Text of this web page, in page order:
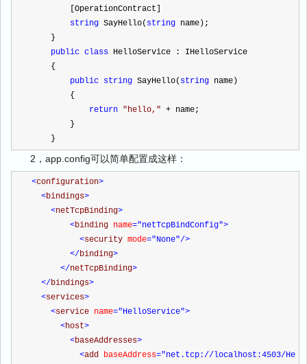
        [OperationContract]
string SayHello( string name);
    }
public class HelloService : IHelloService
    {
public string SayHello( string name)
        {
return "hello, " + name;
        }
    }
2，app.config可以简单配置成这样：
<configuration>
<bindings>
<netTcpBinding>
<binding name="netTcpBindConfig">
<security mode="None"/>
</binding>
</netTcpBinding>
</bindings>
<services>
<service name="HelloService">
<host>
<baseAddresses>
<add baseAddress="net.tcp://localhost:4503/He